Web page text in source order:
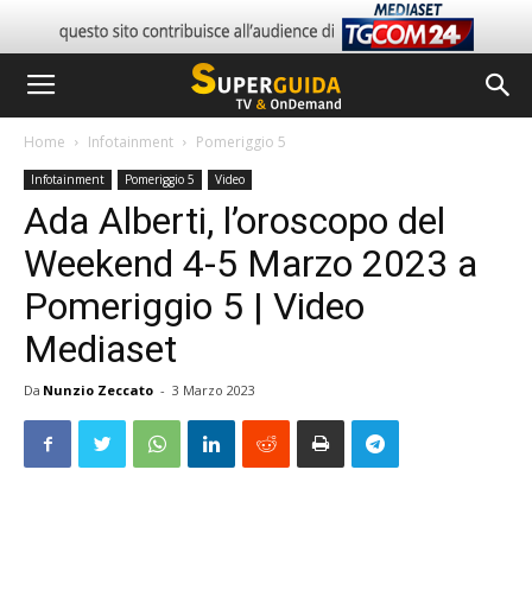
Home Infotainment Pomeriggio 5
Infotainment Pomeriggio 5 Video
Ada Alberti, l’oroscopo del
Weekend 4-5 Marzo 2023 a
Pomeriggio 5 | Video
Mediaset
Da Nunzio Zeccato - 3 Marzo 2023